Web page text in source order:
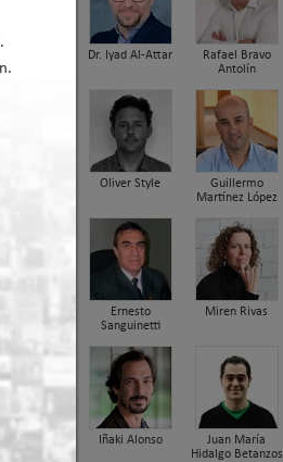
Dr. Iyad Al-Attar
Rafael Bravo
Antolín
Oliver Style
Guillermo
Martínez López
Ernesto
Sanguinetti
Miren Rivas
Iñaki Alonso
Juan María
Hidalgo Betanzos